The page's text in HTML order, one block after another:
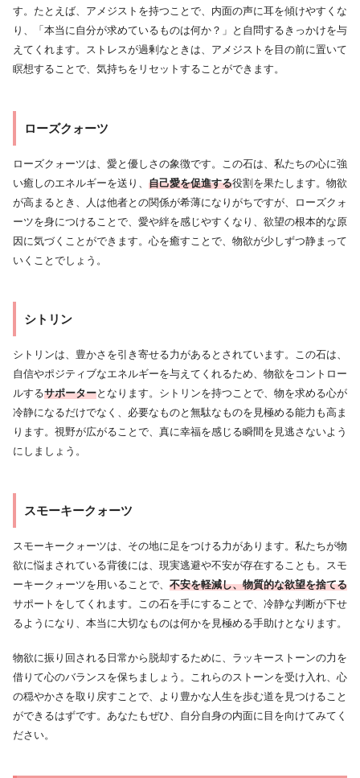
す。たとえば、アメジストを持つことで、内面の声に耳を傾けやすくな
り、「本当に自分が求めているものは何か？」と自問するきっかけを与
えてくれます。ストレスが過剰なときは、アメジストを目の前に置いて
瞑想することで、気持ちをリセットすることができます。
ローズクォーツ
ローズクォーツは、愛と優しさの象徴です。この石は、私たちの心に強
い癒しのエネルギーを送り、 自己愛を促進する役割を果たします。物欲
が高まるとき、人は他者との関係が希薄になりがちですが、ローズクォ
ーツを身につけることで、愛や絆を感じやすくなり、欲望の根本的な原
因に気づくことができます。心を癒すことで、物欲が少しずつ静まって
いくことでしょう。
シトリン
シトリンは、豊かさを引き寄せる力があるとされています。この石は、
自信やポジティブなエネルギーを与えてくれるため、物欲をコントロー
ルするサポーターとなります。シトリンを持つことで、物を求める心が
冷静になるだけでなく、必要なものと無駄なものを見極める能力も高ま
ります。視野が広がることで、真に幸福を感じる瞬間を見逃さないよう
にしましょう。
スモーキークォーツ
スモーキークォーツは、その地に足をつける力があります。私たちが物
欲に悩まされている背後には、現実逃避や不安が存在することも。スモ
ーキークォーツを用いることで、 不安を軽減し、物質的な欲望を捨てる
サポートをしてくれます。この石を手にすることで、冷静な判断が下せ
るようになり、本当に大切なものは何かを見極める手助けとなります。
物欲に振り回される日常から脱却するために、ラッキーストーンの力を
借りて心のバランスを保ちましょう。これらのストーンを受け入れ、心
の穏やかさを取り戻すことで、より豊かな人生を歩む道を見つけること
ができるはずです。あなたもぜひ、自分自身の内面に目を向けてみてく
ださい。